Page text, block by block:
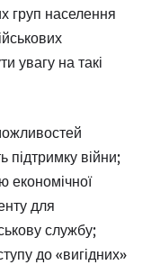
груп населення
увагу на такі
підтримку війни;
економічної
для
службу;
до «вигідних»